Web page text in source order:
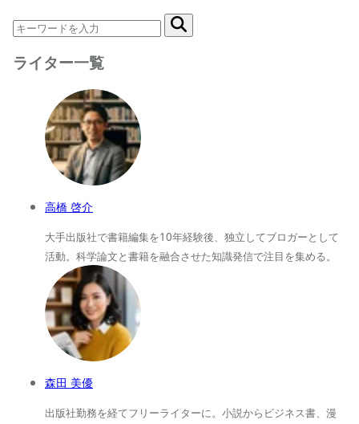
ライター一覧
高橋 啓介
大手出版社で書籍編集を10年経験後、独立してブロガーとして
活動。科学論文と書籍を融合させた知識発信で注目を集める。
森田 美優
出版社勤務を経てフリーライターに。小説からビジネス書、漫